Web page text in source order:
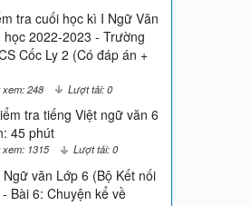
tra cuối học kì I Ngữ Văn
học 2022-2023 - Trường
Cốc Ly 2 (Có đáp án +
248 Lượt tải: 0
tra tiếng Việt ngữ văn 6
45 phút
1315 Lượt tải: 0
văn Lớp 6 (Bộ Kết nối
Bài 6: Chuyện kể về